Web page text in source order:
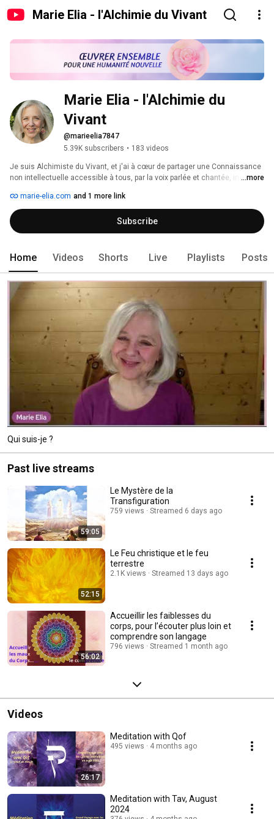
Marie Elia - l'Alchimie du Vivant
Marie Elia - l'Alchimie du
Vivant
@marieelia7847
5.39K subscribers • 183 videos
Je suis Alchimiste du Vivant, et j'ai à cœur de partager une Connaissance
non intellectuelle accessible à tous, par la voix parlée et chantée, inspirée
...more
marie-elia.com and 1 more link
Subscribe
Home Videos Shorts Live Playlists Posts
Qui suis-je ?
Past live streams
59:05
Le Mystère de la
Transfiguration
759 views Streamed 6 days ago
52:15
Le Feu christique et le feu
terrestre
2.1K views Streamed 13 days ago
56:02
Accueillir les faiblesses du
corps, pour l’écouter plus loin et
comprendre son langage
796 views Streamed 1 month ago
Videos
26:17
Meditation with Qof
495 views 4 months ago
Meditation with Tav, August
2024